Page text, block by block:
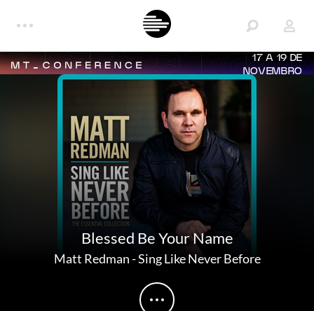
17 A 19 DE
NOVEMBRO
Blessed Be Your Name
Matt Redman-Sing Like Never Before